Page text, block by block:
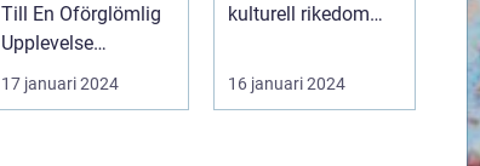
Till En Oförglömlig
Upplevelse
Inledning: Italien, ett
land...
17 januari 2024
kulturell rikedom
mest känt för sina
vack...
16 januari 2024